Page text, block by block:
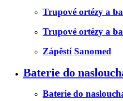
Trupové ortézy a
Trupové ortézy a
Zápěstí Sanomed
Baterie do
Baterie do